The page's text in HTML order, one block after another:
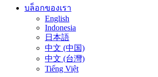
บล็อกของเรา
English
Indonesia
日本語
中文 (中国)
中文 (台灣)
Tiếng Việt